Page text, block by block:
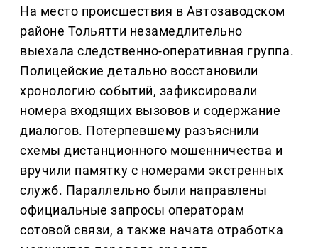
На место происшествия в Автозаводском
районе Тольятти незамедлительно
выехала следственно-оперативная группа.
Полицейские детально восстановили
хронологию событий, зафиксировали
номера входящих вызовов и содержание
диалогов. Потерпевшему разъяснили
схемы дистанционного мошенничества и
вручили памятку с номерами экстренных
служб. Параллельно были направлены
официальные запросы операторам
сотовой связи, а также начата отработка